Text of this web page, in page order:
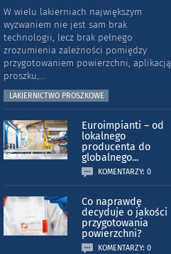
W wielu lakierniach największym
wyzwaniem nie jest sam brak
technologii, lecz brak pełnego
zrozumienia zależności pomiędzy
przygotowaniem powierzchni, aplikacją
proszku,...
LAKIERNICTWO PROSZKOWE
Euroimpianti – od
lokalnego
producenta do
globalnego...
KOMENTARZY: 0
Co naprawdę
decyduje o jakości
przygotowania
powierzchni?
KOMENTARZY: 0